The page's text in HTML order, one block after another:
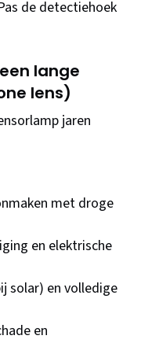
de detectiehoek
lange
lens)
jaren
met droge
en elektrische
solar) en volledige
en